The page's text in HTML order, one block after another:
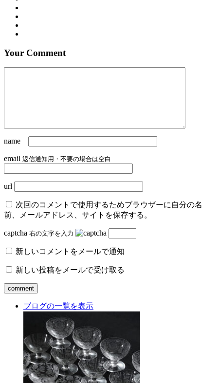
Your Comment
name
email 返信通知用・不要の場合は空白
url
次回のコメントで使用するためブラウザーに自分の名
前、メールアドレス、サイトを保存する。
captcha 右の文字を入力
新しいコメントをメールで通知
新しい投稿をメールで受け取る
ブログの一覧を表示